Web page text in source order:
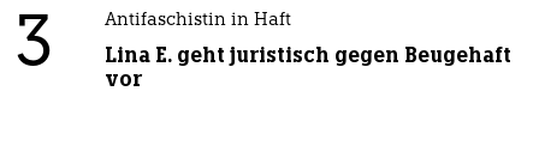
3 Antifaschistin in Haft
Lina E. geht juristisch gegen Beugehaft
vor